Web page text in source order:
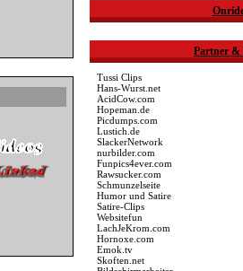
Partner &
Tussi Clips
Hans-Wurst.net
AcidCow.com
Hopeman.de
Picdumps.com
Lustich.de
SlackerNetwork
nurbilder.com
Funpics4ever.com
Rawsucker.com
Schmunzelseite
Humor und Satire
Satire-Clips
Websitefun
LachJeKrom.com
Hornoxe.com
Emok.tv
Skoften.net